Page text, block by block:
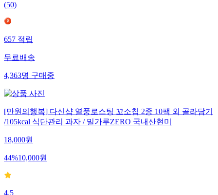
(50)
657 적립
무료배송
4,363명 구매중
[만원의행복] 다신샵 열풍로스팅 꼬소칩 2종 10팩 외 골라담기
/105kcal 식단관리 과자 / 밀가루ZERO 국내산현미
18,000원
44%10,000원
4.5